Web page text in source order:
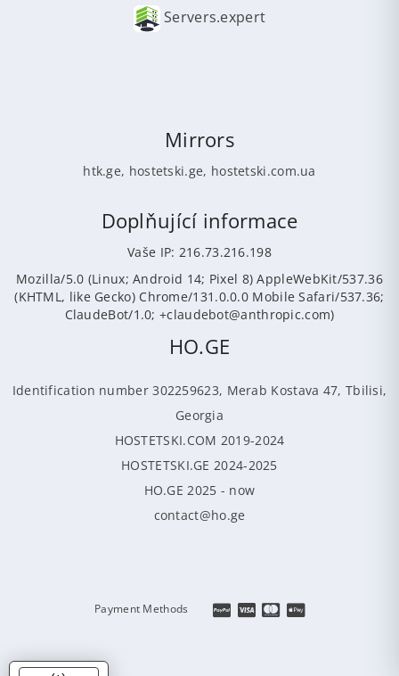
Servers.expert
Mirrors
htk.ge, hostetski.ge, hostetski.com.ua
Doplňující informace
Vaše IP: 216.73.216.198
Mozilla/5.0 (Linux; Android 14; Pixel 8) AppleWebKit/537.36
(KHTML, like Gecko) Chrome/131.0.0.0 Mobile Safari/537.36;
ClaudeBot/1.0; +claudebot@anthropic.com)
HO.GE
Identification number 302259623, Merab Kostava 47, Tbilisi,
Georgia
HOSTETSKI.COM 2019-2024
HOSTETSKI.GE 2024-2025
HO.GE 2025 - now
contact@ho.ge
Payment Methods